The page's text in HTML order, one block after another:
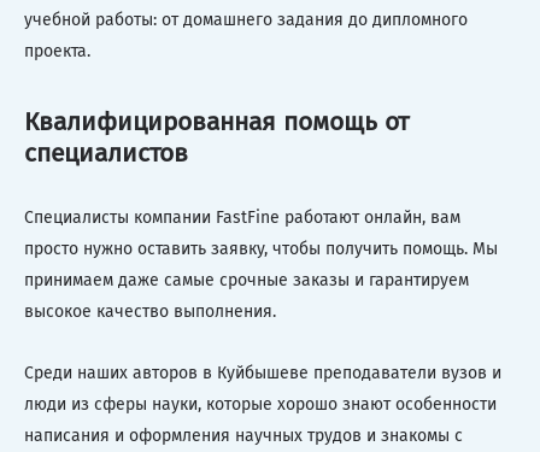
учебной работы: от домашнего задания до дипломного
проекта.
Квалифицированная помощь от
специалистов
Специалисты компании FastFine работают онлайн, вам
просто нужно оставить заявку, чтобы получить помощь. Мы
принимаем даже самые срочные заказы и гарантируем
высокое качество выполнения.
Среди наших авторов в Куйбышеве преподаватели вузов и
люди из сферы науки, которые хорошо знают особенности
написания и оформления научных трудов и знакомы с